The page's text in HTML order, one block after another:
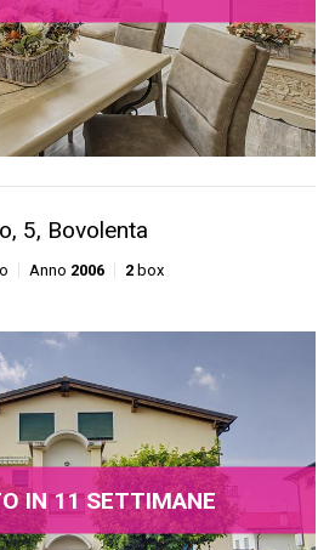
5, Bovolenta
Anno 2006 2 box
IN 11 SETTIMANE